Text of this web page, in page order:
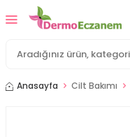
Anasayfa Cilt Bakımı